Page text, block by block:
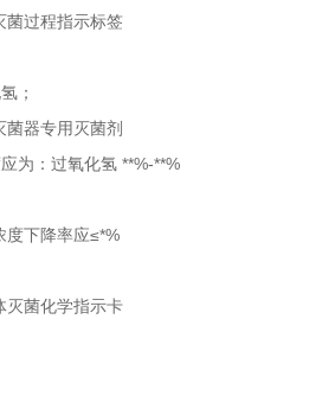
菌过程指示标签
；
器专用灭菌剂
为：过氧化氢 **%-**%
下降率应≤*%
灭菌化学指示卡